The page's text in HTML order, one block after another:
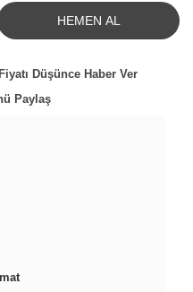
HEMEN AL
Düşünce Haber Ver
Paylaş